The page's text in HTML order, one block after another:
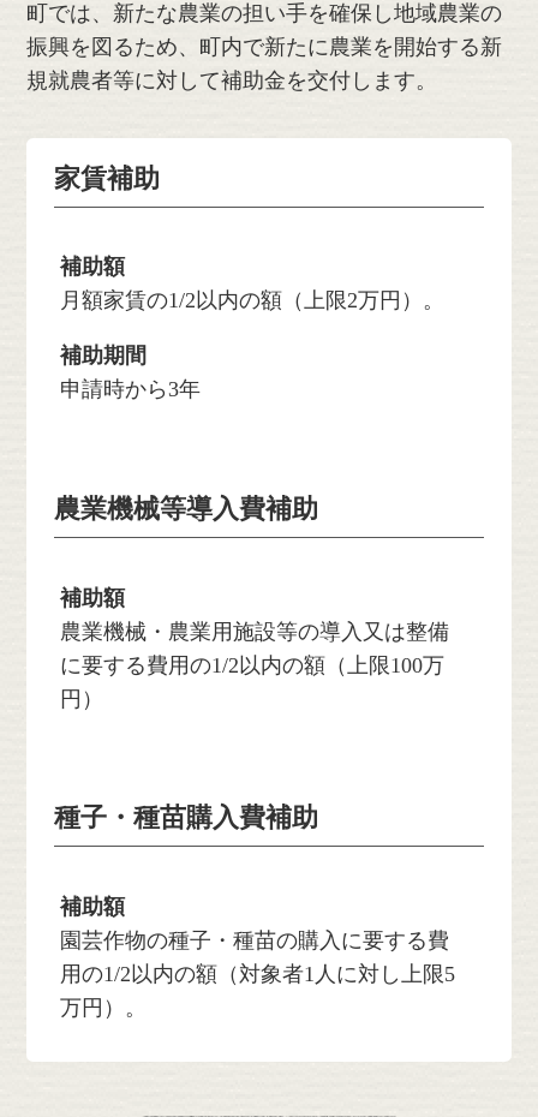
町では、新たな農業の担い手を確保し地域農業の
振興を図るため、町内で新たに農業を開始する新
規就農者等に対して補助金を交付します。
家賃補助
補助額
月額家賃の1/2以内の額（上限2万円）。
補助期間
申請時から3年
農業機械等導入費補助
補助額
農業機械・農業用施設等の導入又は整備
に要する費用の1/2以内の額（上限100万
円）
種子・種苗購入費補助
補助額
園芸作物の種子・種苗の購入に要する費
用の1/2以内の額（対象者1人に対し上限5
万円）。